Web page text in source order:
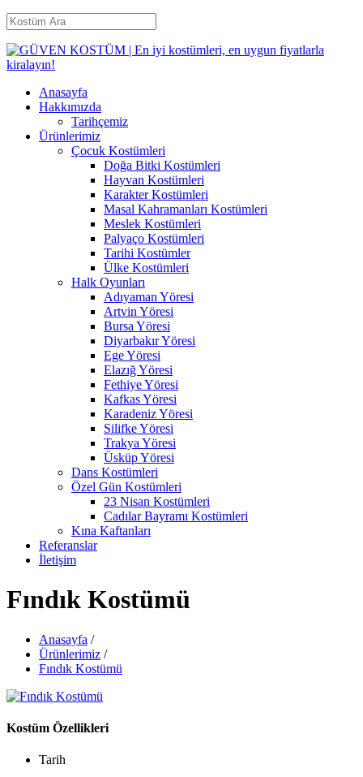
Anasayfa
Hakkımızda
Tarihçemiz
Ürünlerimiz
Çocuk Kostümleri
Doğa Bitki Kostümleri
Hayvan Kostümleri
Karakter Kostümleri
Masal Kahramanları Kostümleri
Meslek Kostümleri
Palyaço Kostümleri
Tarihi Kostümler
Ülke Kostümleri
Halk Oyunları
Adıyaman Yöresi
Artvin Yöresi
Bursa Yöresi
Diyarbakır Yöresi
Ege Yöresi
Elazığ Yöresi
Fethiye Yöresi
Kafkas Yöresi
Karadeniz Yöresi
Silifke Yöresi
Trakya Yöresi
Üsküp Yöresi
Dans Kostümleri
Özel Gün Kostümleri
23 Nisan Kostümleri
Cadılar Bayramı Kostümleri
Kına Kaftanları
Referanslar
İletişim
Fındık Kostümü
Anasayfa /
Ürünlerimiz /
Fındık Kostümü
Kostüm Özellikleri
Tarih